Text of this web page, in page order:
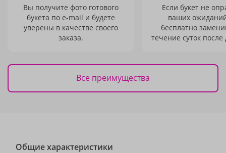
Вы получите фото готового
букета по e-mail и будете
уверены в качестве своего
заказа.
Если букет не
ваших
бесплатно
течение суток после
Все преимущества
Общие характеристики